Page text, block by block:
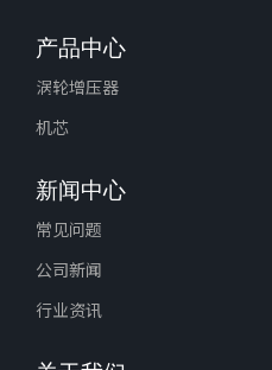
产品中心
涡轮增压器
机芯
新闻中心
常见问题
公司新闻
行业资讯